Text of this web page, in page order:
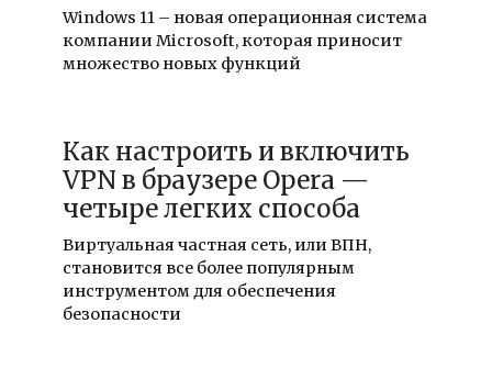
Windows 11 – новая операционная система
компании Microsoft, которая приносит
множество новых функций
Как настроить и включить
VPN в браузере Opera —
четыре легких способа
Виртуальная частная сеть, или ВПН,
становится все более популярным
инструментом для обеспечения
безопасности